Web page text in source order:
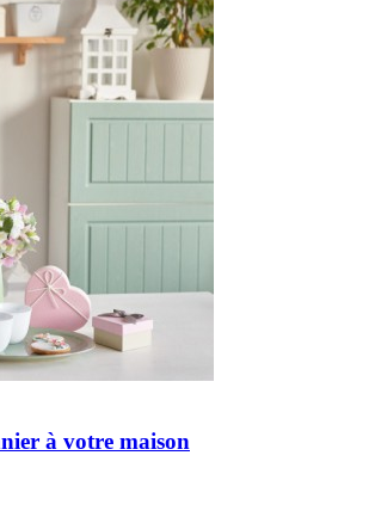
à votre maison